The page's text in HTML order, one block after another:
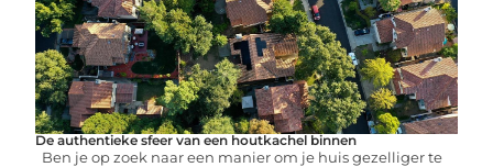
De authentieke sfeer van een houtkachel binnen
Ben je op zoek naar een manier om je huis gezelliger te